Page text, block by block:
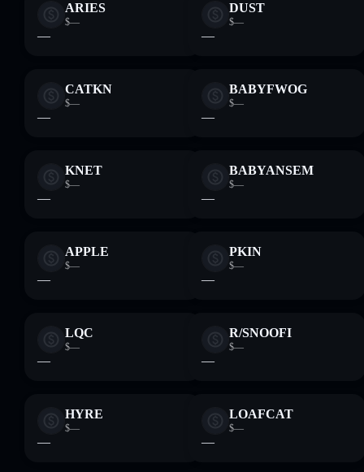
ARIES
$—
—
DUST
$—
—
CATKN
$—
—
BABYFWOG
$—
—
KNET
$—
—
BABYANSEM
$—
—
APPLE
$—
—
PKIN
$—
—
LQC
$—
—
R/SNOOFI
$—
—
HYRE
$—
—
LOAFCAT
$—
—